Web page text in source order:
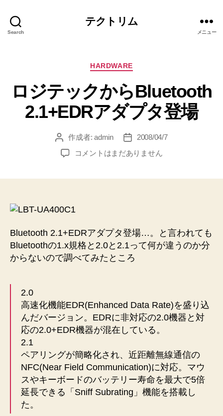
Search
テクトリム
メニュー
カ
ゴ
リ
ー
HARDWARE
ロジテックからBluetooth
2.1+EDRアダプタ登場
投
稿
者
作成者:admin
投
稿
日
2008/04/7
ロ
か
Bluetooth
2.1+EDR
ア
ダ
場
へ
の
コメントはまだありません
Bluetooth 2.1+EDRアダプタ登場…。と言われても
Bluetoothの1.x規格と2.0と2.1って何が違うのか分
からないので調べてみたところ
2.0
高速化機能EDR(Enhanced Data Rate)を盛り込
んだバージョン。EDRに非対応の2.0機器と対
応の2.0+EDR機器が混在している。
2.1
ペアリングが簡略化され、近距離無線通信の
NFC(Near Field Communication)に対応。マウ
スやキーボードのバッテリー寿命を最大で5倍
延長できる「Sniff Subrating」機能を搭載し
た。